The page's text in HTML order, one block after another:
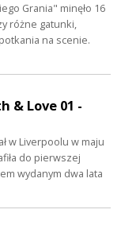
Grania" minęło 16
różne gatunki,
na scenie.
& Love 01 -
w Liverpoolu w maju
do pierwszej
wydanym dwa lata